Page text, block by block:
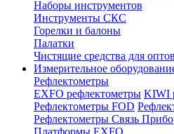
Наборы инструментов
Инструменты СКС
Горелки и балоны
Палатки
Чистящие средства для
Измерительное
Рефлектометры
EXFO рефлектометры KIWI
Рефлектометры FOD
Рефлектометры Связь
Платформы EXFO